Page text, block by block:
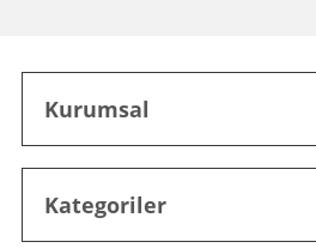
Kurumsal
Kategoriler